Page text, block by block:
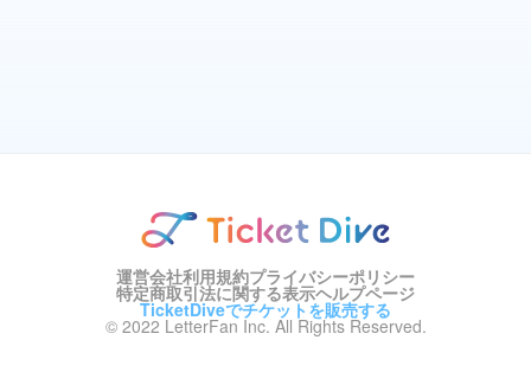
運営会社利用規約プライバシーポリシー
特定商取引法に関する表示ヘルプページ
TicketDiveでチケットを販売する
© 2022 LetterFan Inc. All Rights Reserved.